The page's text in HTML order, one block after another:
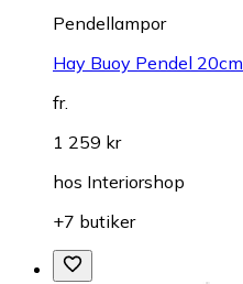
Pendellampor
Hay Buoy Pendel 20cm
fr.
1 259 kr
hos Interiorshop
+7 butiker